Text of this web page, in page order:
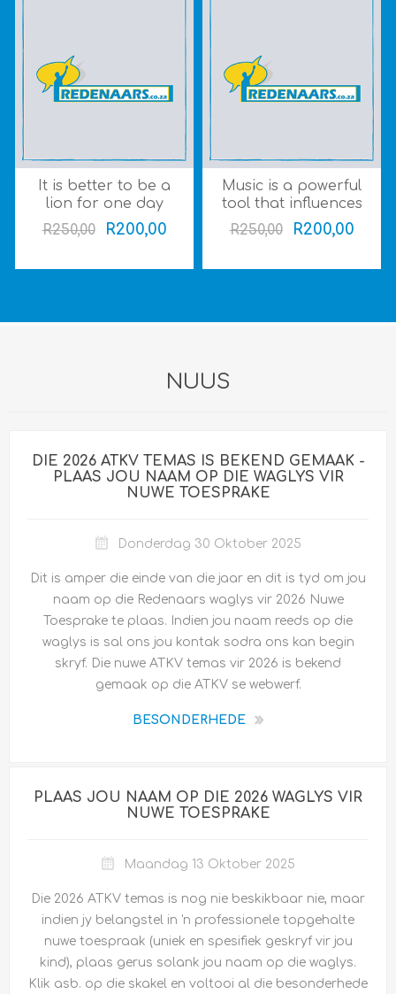
It is better to be a
lion for one day
than a sheep all
your life (Gr 4-7)
R250,00 R200,00
Music is a powerful
tool that influences
our moods and
behaviours (Gr 8-12)
R250,00 R200,00
NUUS
DIE 2026 ATKV TEMAS IS BEKEND GEMAAK -
PLAAS JOU NAAM OP DIE WAGLYS VIR
NUWE TOESPRAKE
Donderdag 30 Oktober 2025
Dit is amper die einde van die jaar en dit is tyd om jou
naam op die Redenaars waglys vir 2026 Nuwe
Toesprake te plaas. Indien jou naam reeds op die
waglys is sal ons jou kontak sodra ons kan begin
skryf. Die nuwe ATKV temas vir 2026 is bekend
gemaak op die ATKV se webwerf.
BESONDERHEDE
PLAAS JOU NAAM OP DIE 2026 WAGLYS VIR
NUWE TOESPRAKE
Maandag 13 Oktober 2025
Die 2026 ATKV temas is nog nie beskikbaar nie, maar
indien jy belangstel in 'n professionele topgehalte
nuwe toespraak (uniek en spesifiek geskryf vir jou
kind), plaas gerus solank jou naam op die waglys.
Klik asb. op die skakel en voltooi al die besonderhede